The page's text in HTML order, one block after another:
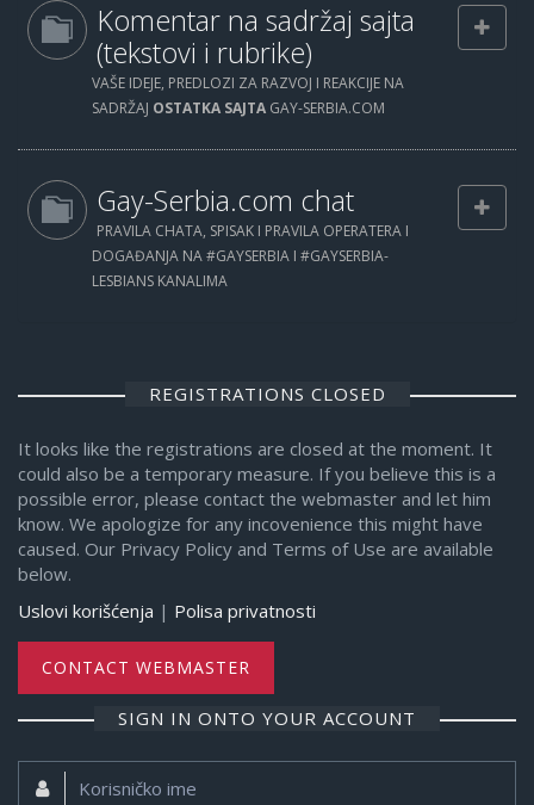
Komentar na sadržaj sajta
(tekstovi i rubrike)
VAŠE IDEJE, PREDLOZI ZA RAZVOJ I REAKCIJE NA
SADRŽAJ OSTATKA SAJTA GAY-SERBIA.COM
Gay-Serbia.com chat
PRAVILA CHATA, SPISAK I PRAVILA OPERATERA I
DOGAĐANJA NA #GAYSERBIA I #GAYSERBIA-
LESBIANS KANALIMA
REGISTRATIONS CLOSED
It looks like the registrations are closed at the moment. It
could also be a temporary measure. If you believe this is a
possible error, please contact the webmaster and let him
know. We apologize for any incovenience this might have
caused. Our Privacy Policy and Terms of Use are available
below.
Uslovi korišćenja | Polisa privatnosti
CONTACT WEBMASTER
SIGN IN ONTO YOUR ACCOUNT
Korisničko